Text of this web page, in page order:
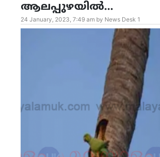
ആലപ്പുഴയിൽ…
24 January, 2023, 7:49 am by News Desk 1